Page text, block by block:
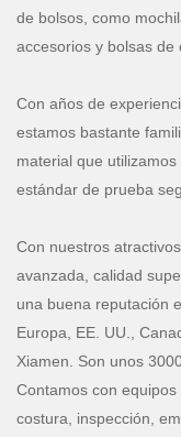
de bolsos, como
accesorios y bolsas de
Con años de
estamos bastante
material que
estándar de prueba
Con nuestros
avanzada, calidad
una buena reputación
Europa, EE. UU.,
Xiamen. Son unos
Contamos con
costura, inspección,